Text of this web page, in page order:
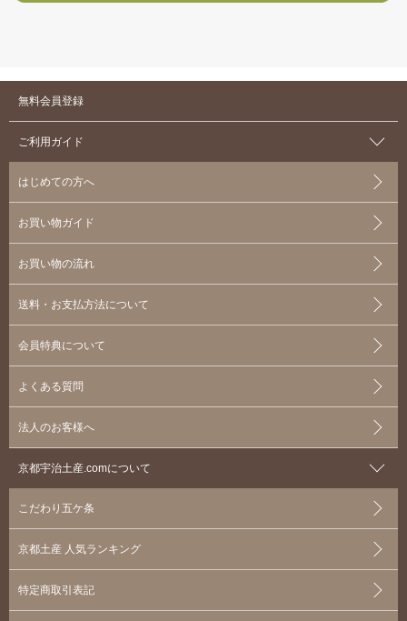
無料会員登録
ご利用ガイド
はじめての方へ
お買い物ガイド
お買い物の流れ
送料・お支払方法について
会員特典について
よくある質問
法人のお客様へ
京都宇治土産.comについて
こだわり五ケ条
京都土産 人気ランキング
特定商取引表記